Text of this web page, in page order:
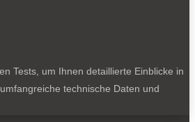
Tests, um Ihnen detaillierte Einblicke in
technische Daten und